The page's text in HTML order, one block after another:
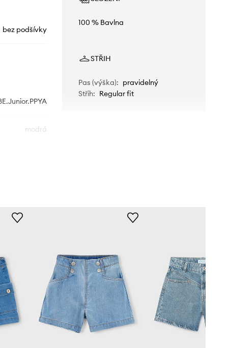
bez podšívky
modrá
100 % Bavlna
STŘIH
Pas (výška): pravidelný
Střih: Regular fit